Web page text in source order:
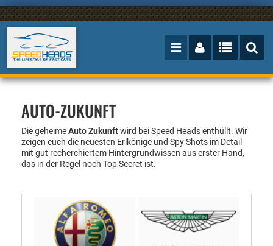
AUTO-ZUKUNFT
Die geheimeAuto Zukunftwird bei Speed Heads enthüllt. Wir
zeigen euch die neuesten Erlkönige und Spy Shots im Detail
mit gut recherchiertem Hintergrundwissen aus erster Hand,
das in der Regel noch Top Secret ist.